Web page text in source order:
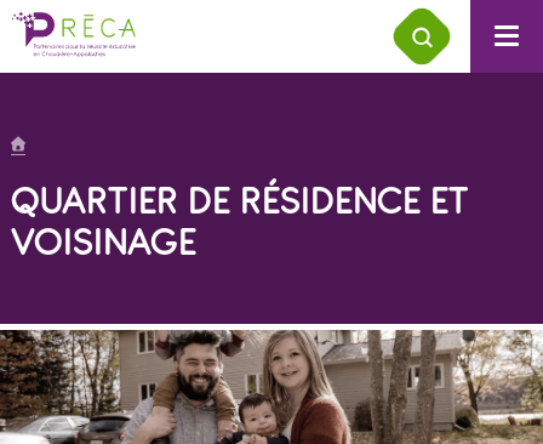
QUARTIER DE RÉSIDENCE ET
VOISINAGE